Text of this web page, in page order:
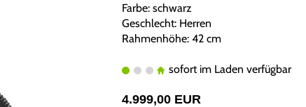
Farbe: schwarz
Geschlecht: Herren
Rahmenhöhe: 42 cm
sofort im Laden verfügbar
4.999,00 EUR